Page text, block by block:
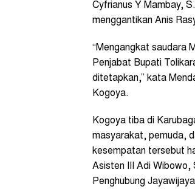
Cyfrianus Y Mambay,
menggantikan Anis
“Mengangkat saudara
Penjabat Bupati
ditetapkan,” kata
Kogoya.
Kogoya tiba di
masyarakat, pemuda,
kesempatan tersebut
Asisten III Adi Wibowo,
Penghubung